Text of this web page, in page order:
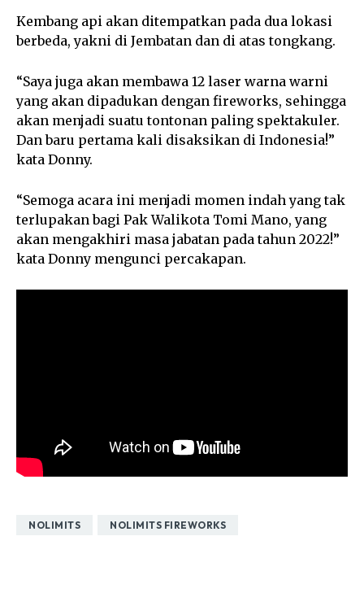
Kembang api akan ditempatkan pada dua lokasi
berbeda, yakni di Jembatan dan di atas tongkang.
“Saya juga akan membawa 12 laser warna warni
yang akan dipadukan dengan fireworks, sehingga
akan menjadi suatu tontonan paling spektakuler.
Dan baru pertama kali disaksikan di Indonesia!”
kata Donny.
“Semoga acara ini menjadi momen indah yang tak
terlupakan bagi Pak Walikota Tomi Mano, yang
akan mengakhiri masa jabatan pada tahun 2022!”
kata Donny mengunci percakapan.
NOLIMITS NOLIMITS FIREWORKS